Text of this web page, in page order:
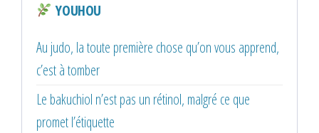
YOUHOU
Au judo, la toute première chose qu’on vous apprend,
c’est à tomber
Le bakuchiol n’est pas un rétinol, malgré ce que
promet l’étiquette